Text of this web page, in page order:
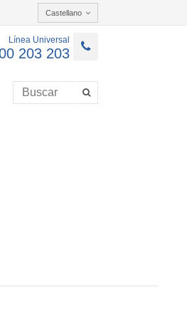
Castellano
Línea Universal
203 203